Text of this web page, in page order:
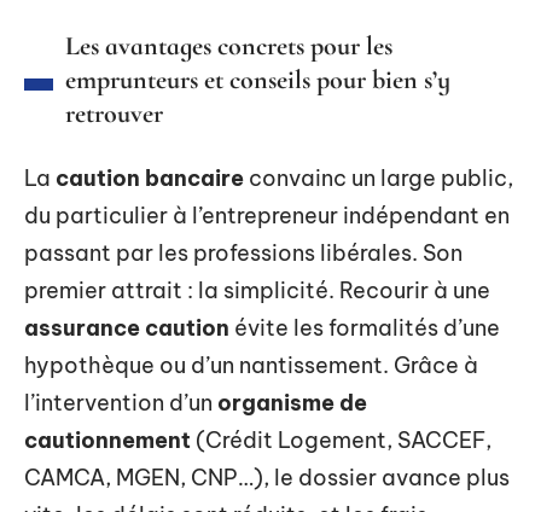
Les avantages concrets pour les
emprunteurs et conseils pour bien s’y
retrouver
La caution bancaire convainc un large public,
du particulier à l’entrepreneur indépendant en
passant par les professions libérales. Son
premier attrait : la simplicité. Recourir à une
assurance caution évite les formalités d’une
hypothèque ou d’un nantissement. Grâce à
l’intervention d’un organisme de
cautionnement (Crédit Logement, SACCEF,
CAMCA, MGEN, CNP…), le dossier avance plus